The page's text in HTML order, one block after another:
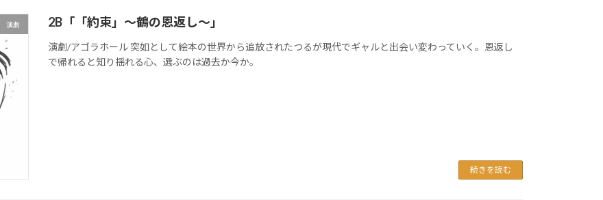
演劇 2B「「約束」～鶴の恩返し～」
演劇/アゴラホール 突如として絵本の世界から追放されたつるが現代でギャルと出会い変わっていく。恩返し
で帰れると知り揺れる心、選ぶのは過去か今か。
続きを読む